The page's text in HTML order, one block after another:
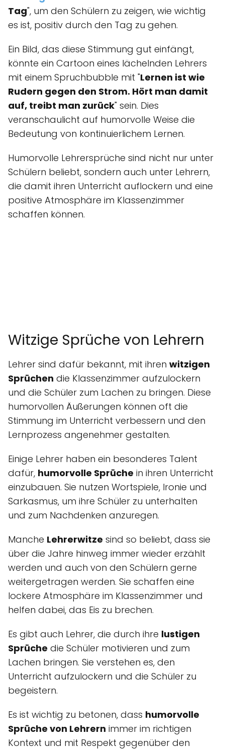
Tag", um den Schülern zu zeigen, wie wichtig
es ist, positiv durch den Tag zu gehen.
Ein Bild, das diese Stimmung gut einfängt,
könnte ein Cartoon eines lächelnden Lehrers
mit einem Spruchbubble mit "Lernen ist wie
Rudern gegen den Strom. Hört man damit
auf, treibt man zurück" sein. Dies
veranschaulicht auf humorvolle Weise die
Bedeutung von kontinuierlichem Lernen.
Humorvolle Lehrersprüche sind nicht nur unter
Schülern beliebt, sondern auch unter Lehrern,
die damit ihren Unterricht auflockern und eine
positive Atmosphäre im Klassenzimmer
schaffen können.
Witzige Sprüche von Lehrern
Lehrer sind dafür bekannt, mit ihren witzigen
Sprüchen die Klassenzimmer aufzulockern
und die Schüler zum Lachen zu bringen. Diese
humorvollen Äußerungen können oft die
Stimmung im Unterricht verbessern und den
Lernprozess angenehmer gestalten.
Einige Lehrer haben ein besonderes Talent
dafür, humorvolle Sprüche in ihren Unterricht
einzubauen. Sie nutzen Wortspiele, Ironie und
Sarkasmus, um ihre Schüler zu unterhalten
und zum Nachdenken anzuregen.
Manche Lehrerwitze sind so beliebt, dass sie
über die Jahre hinweg immer wieder erzählt
werden und auch von den Schülern gerne
weitergetragen werden. Sie schaffen eine
lockere Atmosphäre im Klassenzimmer und
helfen dabei, das Eis zu brechen.
Es gibt auch Lehrer, die durch ihre lustigen
Sprüche die Schüler motivieren und zum
Lachen bringen. Sie verstehen es, den
Unterricht aufzulockern und die Schüler zu
begeistern.
Es ist wichtig zu betonen, dass humorvolle
Sprüche von Lehrern immer im richtigen
Kontext und mit Respekt gegenüber den